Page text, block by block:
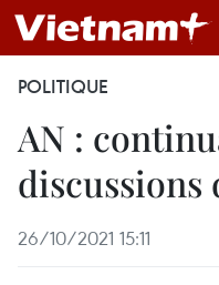
POLITIQUE
AN :
discussions
26/10/2021 15:11